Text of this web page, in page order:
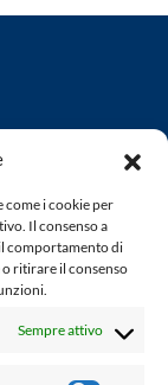
i cookie per
Il consenso a
comportamento di
ritirare il consenso
Sempre attivo
in
Non può
per